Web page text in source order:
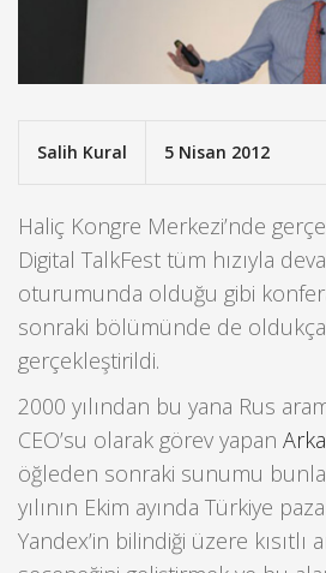
Salih Kural 5 Nisan 2012
Haliç Kongre Merkezi’nde
Digital TalkFest tüm hızıyla
oturumunda olduğu gibi
sonraki bölümünde de
gerçekleştirildi.
2000 yılından bu yana Rus
CEO’su olarak görev yapan
öğleden sonraki sunumu
yılının Ekim ayında Türkiye
Yandex’in bilindiği üzere kısıtlı